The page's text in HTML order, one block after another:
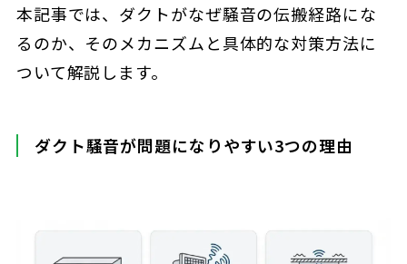
本記事では、ダクトがなぜ騒音の伝搬経路にな
るのか、そのメカニズムと具体的な対策方法に
ついて解説します。
ダクト騒音が問題になりやすい3つの理由